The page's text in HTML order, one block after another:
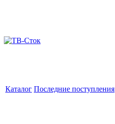
Каталог Последние поступления